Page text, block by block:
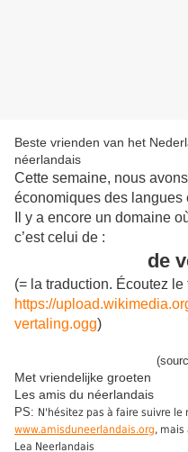
Beste vrienden van het
néerlandais
Cette semaine, nous
économiques des langues
Il y a encore un domaine
c’est celui de :
de
(= la traduction. Écoutez le
https://
vertaling.ogg)
Met vriendelijke groeten
Les amis du néerlandais
PS: N'hésitez pas à faire suivre le
www.amisduneerlandais.org, mais
Lea Neerlandais